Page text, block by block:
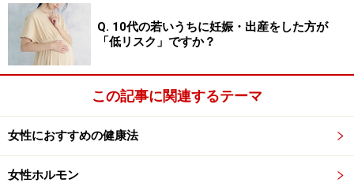
産後うつの養生法……産後1ヶ月～1年に重要
な生活のポイント
い」と本人が気付くことは難しいと言われています。
特に、慣れない育児の中で頼れる人が周りにいない場合
Q. 10代の若いうちに妊娠・出産をした方が
「低リスク」ですか？
この記事に関連するテーマ
女性におすすめの健康法
女性ホルモン